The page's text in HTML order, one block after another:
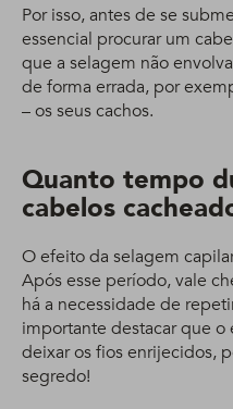
Por isso, antes de se
essencial procurar um
que a selagem não
de forma errada, por
– os seus cachos.
Quanto tempo
cabelos
O efeito da selagem
Após esse período, vale
há a necessidade de
importante destacar que
deixar os fios enrijecidos,
segredo!